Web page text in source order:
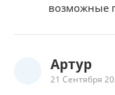
возможные
Артур
21 Сентября